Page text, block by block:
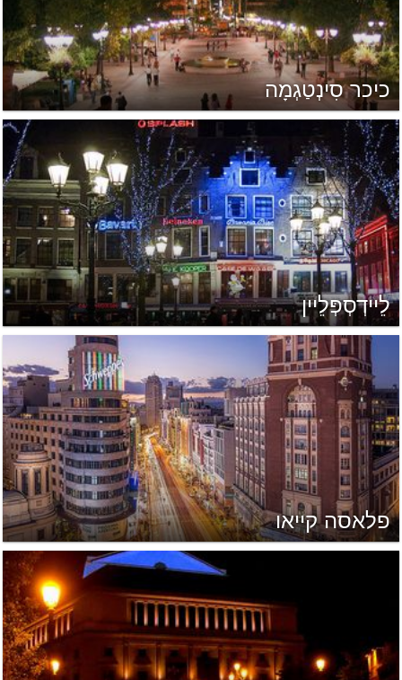
כיכר סִינְטַגְמָה
לֵיידְסְפְּלֵיין
פלאסה קייאו